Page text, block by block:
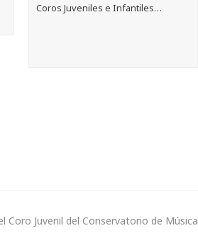
Coros Juveniles e Infantiles…
Coro Juvenil del Conservatorio de Música